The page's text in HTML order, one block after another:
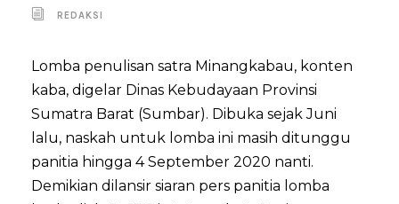
REDAKSI
Lomba penulisan satra Minangkabau, konten
kaba, digelar Dinas Kebudayaan Provinsi
Sumatra Barat (Sumbar). Dibuka sejak Juni
lalu, naskah untuk lomba ini masih ditunggu
panitia hingga 4 September 2020 nanti.
Demikian dilansir siaran pers panitia lomba